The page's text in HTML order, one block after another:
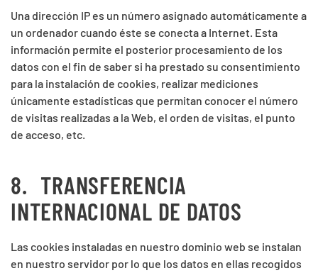
Una dirección IP es un número asignado automáticamente a
un ordenador cuando éste se conecta a Internet. Esta
información permite el posterior procesamiento de los
datos con el fin de saber si ha prestado su consentimiento
para la instalación de cookies, realizar mediciones
únicamente estadísticas que permitan conocer el número
de visitas realizadas a la Web, el orden de visitas, el punto
de acceso, etc.
8. TRANSFERENCIA
INTERNACIONAL DE DATOS
Las cookies instaladas en nuestro dominio web se instalan
en nuestro servidor por lo que los datos en ellas recogidos